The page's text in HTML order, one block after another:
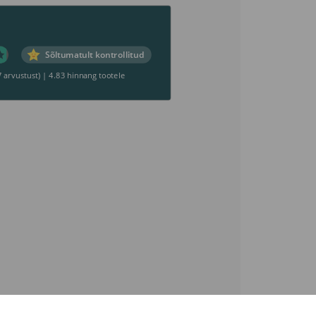
Sõltumatult kontrollitud
arvustust) |4.83 hinnang tootele